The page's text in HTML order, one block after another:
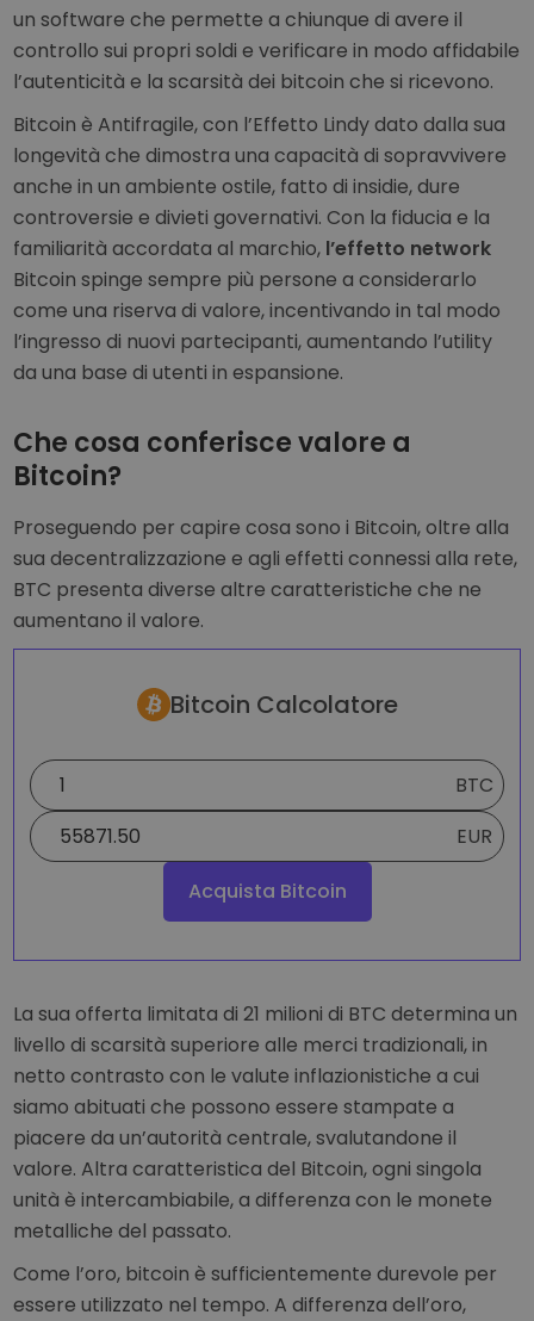
un software che permette a chiunque di avere il
controllo sui propri soldi e verificare in modo affidabile
l’autenticità e la scarsità dei bitcoin che si ricevono.
Bitcoin è Antifragile, con l’Effetto Lindy dato dalla sua
longevità che dimostra una capacità di sopravvivere
anche in un ambiente ostile, fatto di insidie, dure
controversie e divieti governativi. Con la fiducia e la
familiarità accordata al marchio, l’effetto network
Bitcoin spinge sempre più persone a considerarlo
come una riserva di valore, incentivando in tal modo
l’ingresso di nuovi partecipanti, aumentando l’utility
da una base di utenti in espansione.
Che cosa conferisce valore a
Bitcoin?
Proseguendo per capire cosa sono i Bitcoin, oltre alla
sua decentralizzazione e agli effetti connessi alla rete,
BTC presenta diverse altre caratteristiche che ne
aumentano il valore.
Bitcoin Calcolatore
BTC
EUR
Acquista Bitcoin
La sua offerta limitata di 21 milioni di BTC determina un
livello di scarsità superiore alle merci tradizionali, in
netto contrasto con le valute inflazionistiche a cui
siamo abituati che possono essere stampate a
piacere da un’autorità centrale, svalutandone il
valore. Altra caratteristica del Bitcoin, ogni singola
unità è intercambiabile, a differenza con le monete
metalliche del passato.
Come l’oro, bitcoin è sufficientemente durevole per
essere utilizzato nel tempo. A differenza dell’oro,